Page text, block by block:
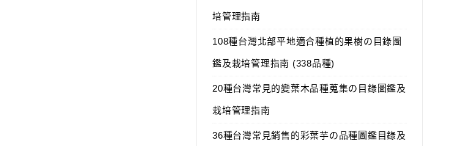
培管理指南
108種台灣北部平地適合種植的果樹の目錄圖
鑑及栽培管理指南 (338品種)
20種台灣常見的變葉木品種蒐集の目錄圖鑑及
栽培管理指南
36種台灣常見銷售的彩葉芋の品種圖鑑目錄及